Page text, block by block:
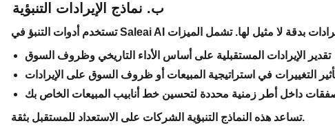
ب. نماذج الإيرادات التنبؤية
تساعد هذه النماذج التنبؤية الشركات على الاستعداد للمستقبل بثقة.